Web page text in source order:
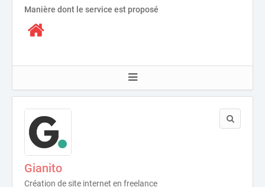
Manière dont le service est proposé
Gianito
Création de site internet en freelance